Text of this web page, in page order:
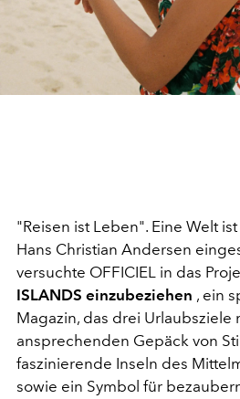
"Reisen ist Leben". Eine Welt
Hans Christian Andersen
versuchte OFFICIEL in das
ISLANDS einzubeziehen , ein
Magazin, das drei Urlaubsziele
ansprechenden Gepäck von
faszinierende Inseln des
sowie ein Symbol für